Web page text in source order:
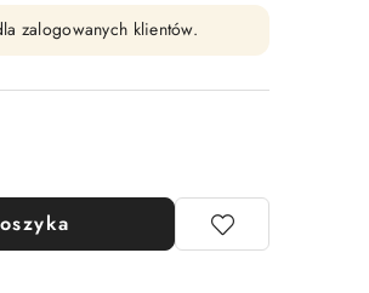
zalogowanych klientów.